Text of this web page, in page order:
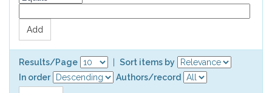
Results/Page
Sort items by
In order
Authors/record